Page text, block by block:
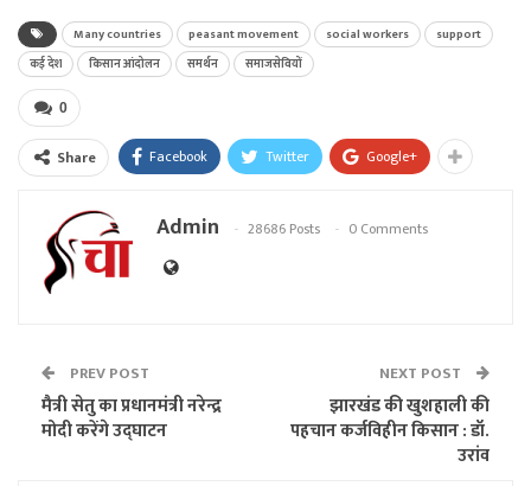
Many countries peasant movement social workers
support
कई देश
किसान आंदोलन समर्थन समाजसेवियों
0
Share Facebook Twitter Google+
Admin 28686 Posts 0 Comments
PREV POST
मैत्री सेतु का प्रधानमंत्री नरेन्द्र
मोदी करेंगे उद्घाटन
NEXT POST
झारखंड की खुशहाली की
पहचान कर्जविहीन किसान : डॉ.
उरांव